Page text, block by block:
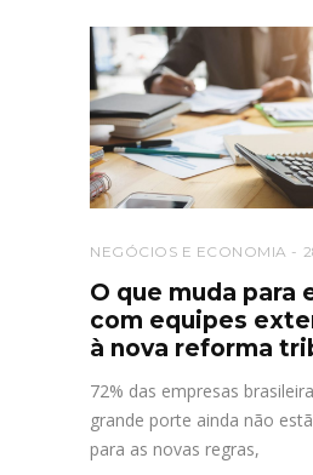
NEGÓCIOS E ECONOMIA
O que muda para
com equipes
à nova reforma
72% das empresas
grande porte ainda não
para as novas regras,